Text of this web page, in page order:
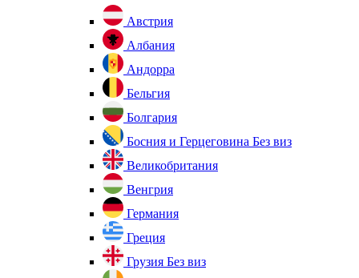
Австрия
Албания
Андорра
Бельгия
Болгария
Босния и Герцеговина Без виз
Великобритания
Венгрия
Германия
Греция
Грузия Без виз